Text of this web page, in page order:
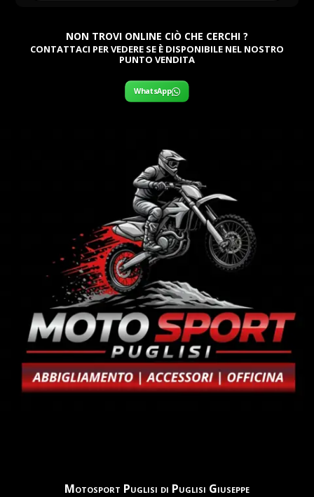
NON TROVI ONLINE CIÒ CHE CERCHI ?
CONTATTACI PER VEDERE SE È DISPONIBILE NEL NOSTRO
PUNTO VENDITA
WhatsApp
Motosport Puglisi di Puglisi Giuseppe